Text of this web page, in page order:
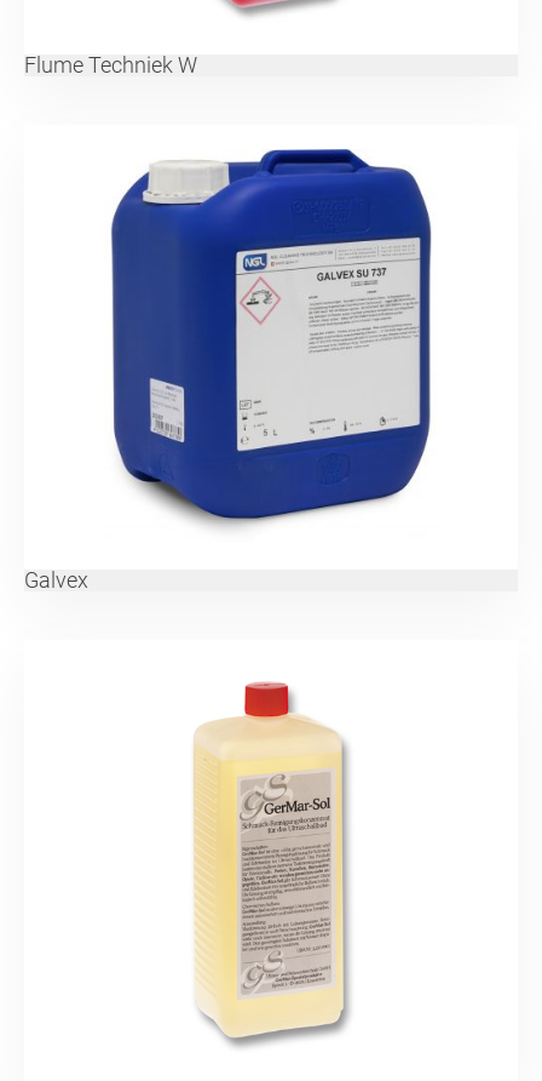
Flume Techniek W
Galvex